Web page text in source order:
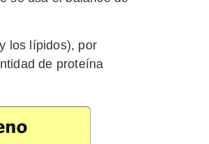
los lípidos), por
de proteína